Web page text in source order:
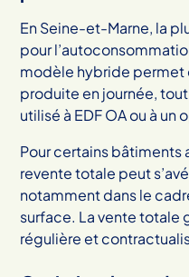
En Seine-et-Marne, la
pour
modèle hybride permet
produite en journée,
utilisé à EDF OA ou à un
Pour certains bâtiments
revente totale peut
notamment dans le
surface. La vente totale
régulière et